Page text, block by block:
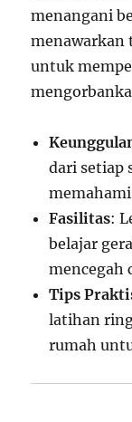
menangani
menawarkan
untuk
dari setiap
Fasilitas:
belajar
mencegah
Tips
latihan
rumah